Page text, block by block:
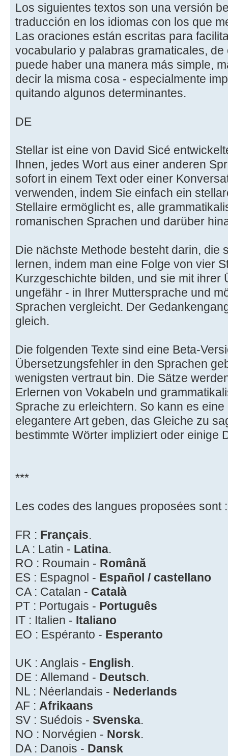
Los siguientes textos son una versión
traducción en los idiomas con los que
Las oraciones están escritas para
vocabulario y palabras gramaticales,
puede haber una manera más simple,
decir la misma cosa - especialmente
quitando algunos determinantes.
DE
Stellar ist eine von David Sicé
Ihnen, jedes Wort aus einer anderen
sofort in einem Text oder einer
verwenden, indem Sie einfach ein
Stellaire ermöglicht es, alle
romanischen Sprachen und darüber
Die nächste Methode besteht darin, die
lernen, indem man eine Folge von vier
Kurzgeschichte bilden, und sie mit ihrer
ungefähr - in Ihrer Muttersprache und
Sprachen vergleicht. Der
gleich.
Die folgenden Texte sind eine Beta-
Übersetzungsfehler in den Sprachen
wenigsten vertraut bin. Die Sätze
Erlernen von Vokabeln und
Sprache zu erleichtern. So kann es
elegantere Art geben, das Gleiche zu
bestimmte Wörter impliziert oder einige
***
Les codes des langues proposées sont :
FR : Français.
LA : Latin - Latina.
RO : Roumain - Română
ES : Espagnol - Español / castellano
CA : Catalan - Català
PT : Portugais - Português
IT : Italien - Italiano
EO : Espéranto - Esperanto
UK : Anglais - English.
DE : Allemand - Deutsch.
NL : Néerlandais - Nederlands
AF : Afrikaans
SV : Suédois - Svenska.
NO : Norvégien - Norsk.
DA : Danois - Dansk